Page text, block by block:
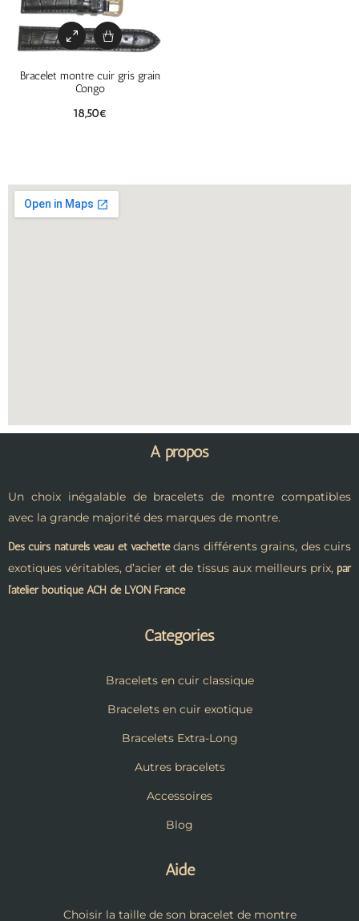
Bracelet montre cuir gris grain
Congo
18,50€
A propos
Un choix inégalable de bracelets de montre compatibles
avec la grande majorité des marques de montre.
Des cuirs naturels veau et vachettedans différents grains, des cuirs
exotiques véritables, d’acier et de tissus aux meilleurs prix, par
l’atelier boutique ACH de LYON France
Catégories
Bracelets en cuir classique
Bracelets en cuir exotique
Bracelets Extra-Long
Autres bracelets
Accessoires
Blog
Aide
Choisir la taille de son bracelet de montre